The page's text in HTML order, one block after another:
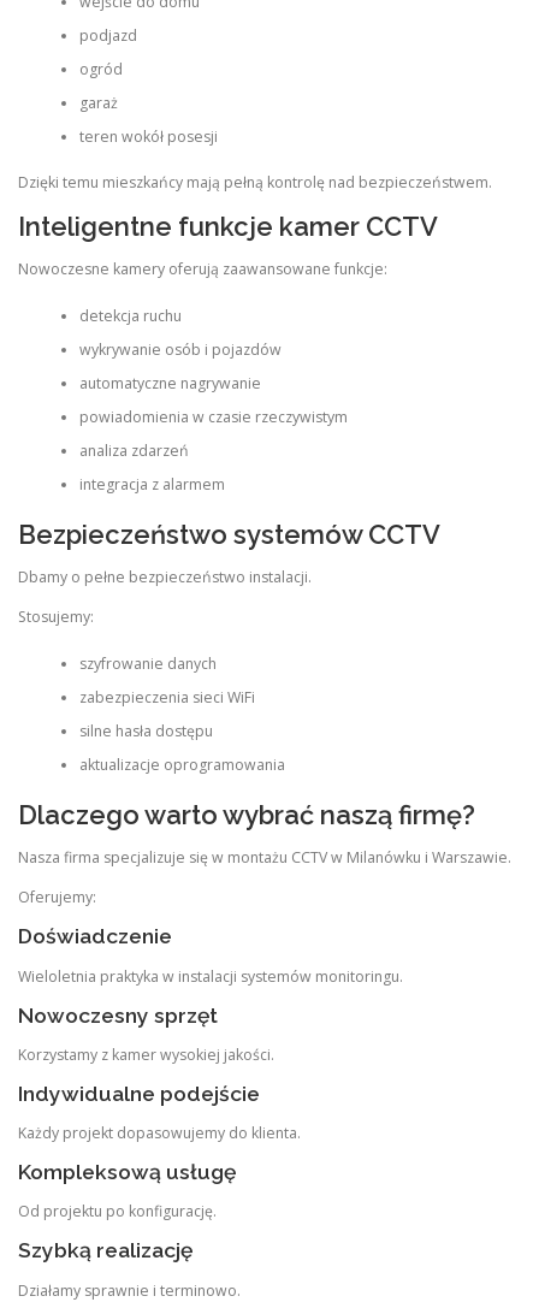
podjazd
ogród
garaż
teren wokół posesji
Dzięki temu mieszkańcy mają pełną kontrolę nad bezpieczeństwem.
Inteligentne funkcje kamer CCTV
Nowoczesne kamery oferują zaawansowane funkcje:
detekcja ruchu
wykrywanie osób i pojazdów
automatyczne nagrywanie
powiadomienia w czasie rzeczywistym
analiza zdarzeń
integracja z alarmem
Bezpieczeństwo systemów CCTV
Dbamy o pełne bezpieczeństwo instalacji.
Stosujemy:
szyfrowanie danych
zabezpieczenia sieci WiFi
silne hasła dostępu
aktualizacje oprogramowania
Dlaczego warto wybrać naszą firmę?
Nasza firma specjalizuje się w montażu CCTV w Milanówku i Warszawie.
Oferujemy:
Doświadczenie
Wieloletnia praktyka w instalacji systemów monitoringu.
Nowoczesny sprzęt
Korzystamy z kamer wysokiej jakości.
Indywidualne podejście
Każdy projekt dopasowujemy do klienta.
Kompleksową usługę
Od projektu po konfigurację.
Szybką realizację
Działamy sprawnie i terminowo.